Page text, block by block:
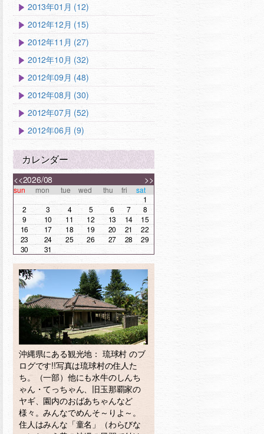
2013年01月 (12)
2012年12月 (15)
2012年11月 (27)
2012年10月 (32)
2012年09月 (48)
2012年08月 (30)
2012年07月 (52)
2012年06月 (9)
カレンダー
<< >>
2026/08
sun mon tue wed thu fri
sat
1
2
3 4 5 6 7
8
9
10 11 12 13 14
15
16
17 18 19 20 21
22
23
24 25 26 27 28
29
30
31
沖縄県にある観光地： 琉球村 のブ
ログです!!写真は琉球村の住人た
ち。（一部）他にも水牛のしんち
ゃん・てっちゃん、旧玉那覇家の
ヤギ、園内のおばあちゃんなど
様々。みんなでめんそ～りよ～。
住人はみんな「童名」（わらびな